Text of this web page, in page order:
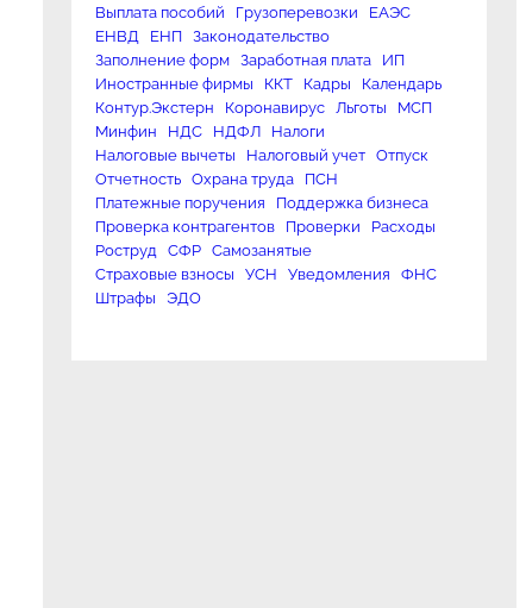
Выплата пособий
Грузоперевозки
ЕАЭС
ЕНВД
ЕНП
Законодательство
Заполнение форм
Заработная плата
ИП
Иностранные фирмы
ККТ Кадры
Календарь
Контур.Экстерн
Коронавирус Льготы
МСП
Минфин
НДС НДФЛ
Налоги
Налоговые вычеты
Налоговый учет
Отпуск
Отчетность
Охрана труда
ПСН
Платежные поручения
Поддержка бизнеса
Проверка контрагентов
Проверки
Расходы
Роструд
СФР
Самозанятые
Страховые взносы
УСН Уведомления
ФНС
Штрафы
ЭДО